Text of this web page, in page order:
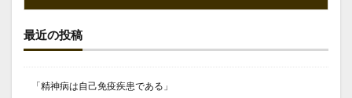
最近の投稿
「精神病は自己免疫疾患である」